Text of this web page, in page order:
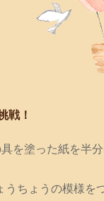
戦！
を塗った紙を半
ちょうの模様を